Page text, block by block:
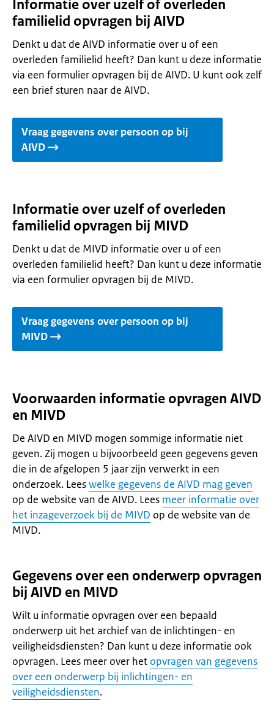
Informatie over uzelf of overleden
familielid opvragen bij AIVD
Denkt u dat de AIVD informatie over u of een
overleden familielid heeft? Dan kunt u deze informatie
via een formulier opvragen bij de AIVD. U kunt ook zelf
een brief sturen naar de AIVD.
Vraag gegevens over persoon op bij
AIVD
Informatie over uzelf of overleden
familielid opvragen bij MIVD
Denkt u dat de MIVD informatie over u of een
overleden familielid heeft? Dan kunt u deze informatie
via een formulier opvragen bij de MIVD.
Vraag gegevens over persoon op bij
MIVD
Voorwaarden informatie opvragen AIVD
en MIVD
De AIVD en MIVD mogen sommige informatie niet
geven. Zij mogen u bijvoorbeeld geen gegevens geven
die in de afgelopen 5 jaar zijn verwerkt in een
onderzoek. Leeswelke gegevens de AIVD mag geven
op de website van de AIVD. Lees meer informatie over
het inzageverzoek bij de MIVD op de website van de
MIVD.
Gegevens over een onderwerp opvragen
bij AIVD en MIVD
Wilt u informatie opvragen over een bepaald
onderwerp uit het archief van de inlichtingen- en
veiligheidsdiensten? Dan kunt u deze informatie ook
opvragen. Lees meer over het opvragen van gegevens
over een onderwerp bij inlichtingen- en
veiligheidsdiensten.